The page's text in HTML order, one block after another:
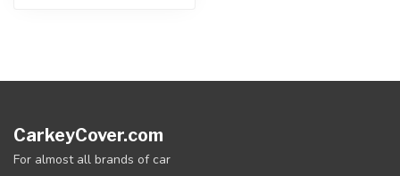
CarkeyCover.com
For almost all brands of car